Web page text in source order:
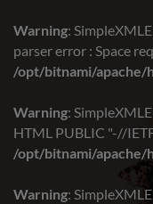
Warning:
parser error : Space
/opt/bitnami/apache/
Warning:
HTML PUBLIC "-//
/opt/bitnami/apache/
Warning: